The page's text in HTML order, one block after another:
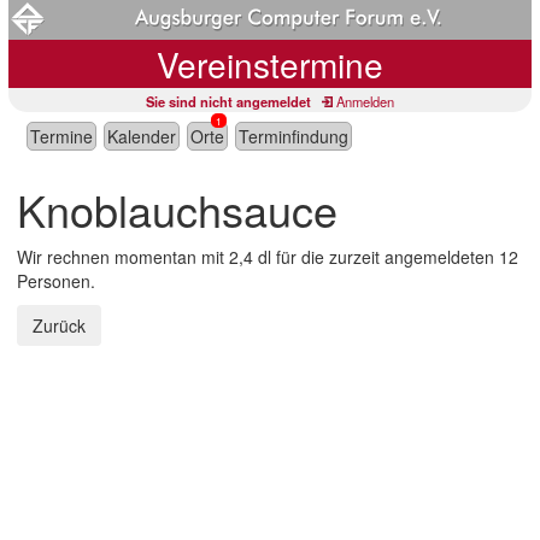
Vereinstermine
Sie sind nicht angemeldet Anmelden
Termine Kalender Orte
1
Terminfindung
Knoblauchsauce
Wir rechnen momentan mit 2,4 dl für die zurzeit angemeldeten 12
Personen.